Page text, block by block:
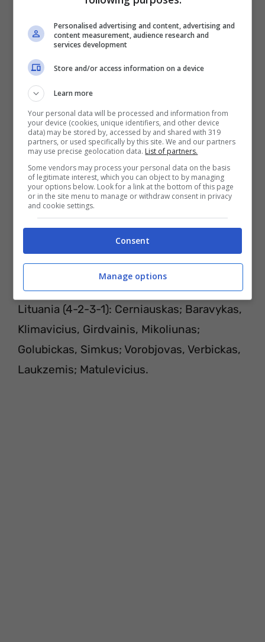
PORTOGALLO-LITUANIA PROBABILI
FORMAZIONI
Portogallo (4-3-3): Patricio; Ricardo Pereira,
Pepe, Dias, Guerreiro; Moutinho, Joao
Mario, Danilo Pereira; Ronaldo, André Silva,
Bernardo Silva.
Lituania (4-2-3-1): Cerniauskas; Baravykas,
Klimavicius, Girdvainis, Mikoliunas;
Golubickas, Simkus; Vorobjovas, Verbickas,
Laukzemis; Matulevicius.
Personalised advertising and content, advertising and
content measurement, audience research and
services development
Store and/or access information on a device
Learn more
Your personal data will be processed and information from
your device (cookies, unique identifiers, and other device
data) may be stored by, accessed by and shared with 319
partners, or used specifically by this site. We and our partners
may use precise geolocation data. List of partners.
Some vendors may process your personal data on the basis
of legitimate interest, which you can object to by managing
your options below. Look for a link at the bottom of this page
or in the site menu to manage or withdraw consent in privacy
and cookie settings.
Consent
Manage options